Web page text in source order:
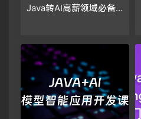
Java转AI高薪领域必备-